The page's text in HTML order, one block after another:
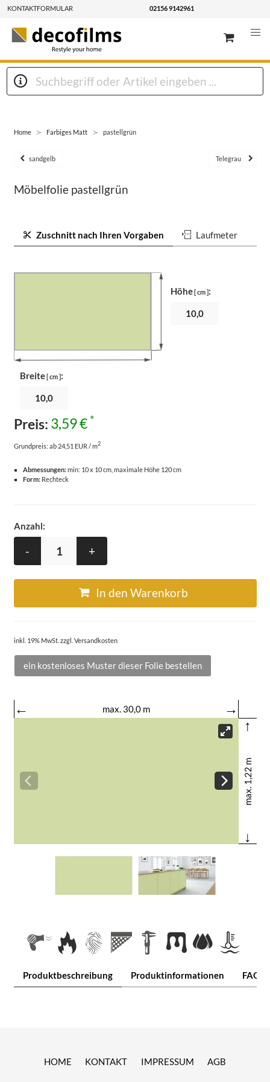
KONTAKTFORMULAR 02156 9142961
Home Farbiges Matt pastellgrün
sandgelb Telegrau
Möbelfolie pastellgrün
Zuschnitt nach Ihren Vorgaben Laufmeter
Breite[ cm ]:
Höhe[ cm ]:
Preis: 3,59 € *
Grundpreis: ab 24,51 EUR / m2
Abmessungen:min: 10 x 10 cm, maximale Höhe 120 cm
Form:Rechteck
Anzahl:
- +
In den Warenkorb
inkl. 19% MwSt. zzgl. Versandkosten
ein kostenloses Muster dieser Folie bestellen
← max. 30,0 m
→
↑
max. 1,22 m
↓
Produktbeschreibung Produktinformationen FAQ
HOME KONTAKT IMPRESSUM AGB